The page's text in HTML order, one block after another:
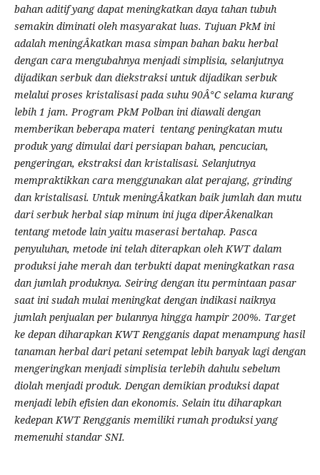
bahan aditif yang dapat meningkatkan daya tahan tubuh
semakin diminati oleh masyarakat luas. Tujuan PkM ini
adalah meningÂ­katkan masa simpan bahan baku herbal
dengan cara mengubahnya menjadi simplisia, selanjutnya
dijadikan serbuk dan diekstraksi untuk dijadikan serbuk
melalui proses kristalisasi pada suhu 90Â°C selama kurang
lebih 1 jam. Program PkM Polban ini diawali dengan
memberikan beberapa materi tentang peningkatan mutu
produk yang dimulai dari persiapan bahan, pencucian,
pengeringan, ekstraksi dan kristalisasi. Selanjutnya
mempraktikkan cara menggunakan alat perajang, grinding
dan kristalisasi. Untuk meningÂ­katkan baik jumlah dan mutu
dari serbuk herbal siap minum ini juga diperÂ­kenalkan
tentang metode lain yaitu maserasi bertahap. Pasca
penyuluhan, metode ini telah diterapkan oleh KWT dalam
produksi jahe merah dan terbukti dapat meningkatkan rasa
dan jumlah produknya. Seiring dengan itu permintaan pasar
saat ini sudah mulai meningkat dengan indikasi naiknya
jumlah penjualan per bulannya hingga hampir 200%. Target
ke depan diharapkan KWT Rengganis dapat menampung hasil
tanaman herbal dari petani setempat lebih banyak lagi dengan
mengeringkan menjadi simplisia terlebih dahulu sebelum
diolah menjadi produk. Dengan demikian produksi dapat
menjadi lebih efisien dan ekonomis. Selain itu diharapkan
kedepan KWT Rengganis memiliki rumah produksi yang
memenuhi standar SNI.